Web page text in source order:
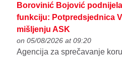
Borovinić Bojović
funkciju: Potpredsjednica
mišljenju ASK
on 05/08/2026 at 09:20
Agencija za sprečavanje